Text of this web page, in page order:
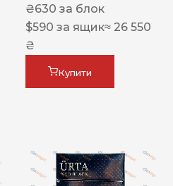
₴630 за блок
$590 за ящик≈ 26 550
₴
Купити